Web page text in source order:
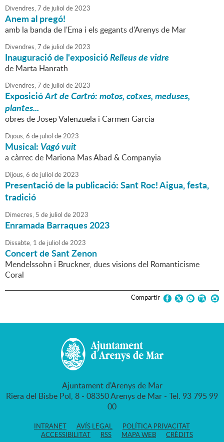
Divendres,7 de juliol de2023
Anem al pregó!
amb la banda de l'Ema i els gegants d'Arenys de Mar
Divendres,7 de juliol de2023
Inauguració de l'exposicióRelleus de vidre
de Marta Hanrath
Divendres,7 de juliol de2023
ExposicióArt de Cartró: motos, cotxes, meduses,
plantes...
obres de Josep Valenzuela i Carmen Garcia
Dijous,6 de juliol de2023
Musical: Vagó vuit
a càrrec de Mariona Mas Abad & Companyia
Dijous,6 de juliol de2023
Presentació de la publicació: Sant Roc! Aigua, festa,
tradició
Dimecres, 5 de juliol de2023
Enramada Barraques 2023
Dissabte, 1 de juliol de2023
Concert de Sant Zenon
Mendelssohn i Bruckner, dues visions del Romanticisme
Coral
Compartir
Ajuntament d'Arenys de Mar
Riera del Bisbe Pol, 8 - 08350 Arenys de Mar - Tel. 93 795 99
00
INTRANET AVÍS LEGAL
POLÍTICA PRIVACITAT
ACCESSIBILITAT
RSS MAPA WEB CRÈDITS